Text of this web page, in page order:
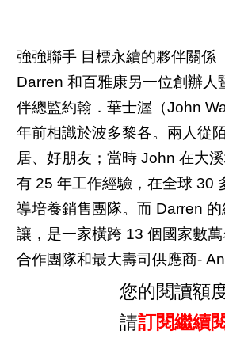
強強聯手 目標永續的夥伴關係
Darren 和百雅康另一位創辦人
伴總監約翰．華士渥（John
年前相識於波多黎各。兩人從
居、好朋友；當時 John 在大
有 25 年工作經驗，在全球 30
導培養銷售團隊。而 Darren
讓，是一家橫跨 13 個國家數
合作團隊和最大壽司供應商-
您的閱讀額
請訂閱繼續